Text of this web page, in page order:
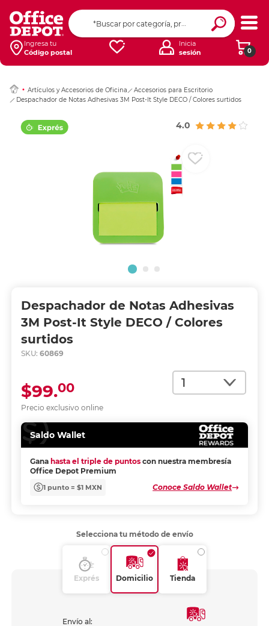
Ingresa tu
Código postal
0
Inicia
sesión
Artículos y Accesorios de Oficina
Accesorios para Escritorio
Despachador de Notas Adhesivas 3M Post-It Style DECO / Colores surtidos
4.0
Despachador de Notas Adhesivas
3M Post-It Style DECO / Colores
surtidos
SKU: 60869
Cantidad
Precio exclusivo online
$99.00
Saldo Wallet
Gana hasta el triple de puntos con nuestra membresía
Office Depot Premium
1 punto = $1 MXN Conoce Saldo Wallet
Ingresar Codigo
Selecciona tu método de envío
Exprés Domicilio Tienda
Envío al: